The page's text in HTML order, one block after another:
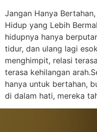
Jangan Hanya
Hidup yang Lebih
hidupnya hanya
tidur, dan ulang lagi
menghimpit, relasi
terasa kehilangan
hanya untuk bertahan,
di dalam hati, mereka